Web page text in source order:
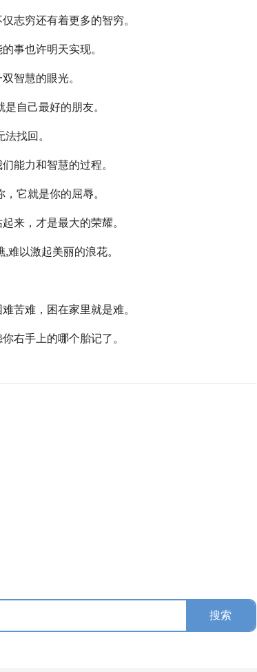
穷还有着更多的智穷。
事也许明天实现。
智慧的眼光。
自己最好的朋友。
找回。
能力和智慧的过程。
它就是你的屈辱。
来，才是最大的荣耀。
以激起美丽的浪花。
难，困在家里就是难。
右手上的哪个胎记了。